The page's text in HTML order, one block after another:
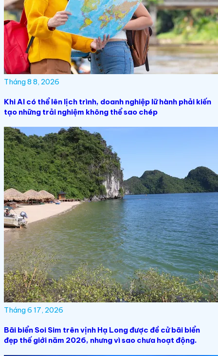
Tháng 8 8, 2026
Khi AI có thể lên lịch trình, doanh nghiệp lữ hành phải kiến
tạo những trải nghiệm không thể sao chép
Tháng 6 17, 2026
Bãi biển Soi Sim trên vịnh Hạ Long được đề cử bãi biển
đẹp thế giới năm 2026, nhưng vì sao chưa hoạt động.